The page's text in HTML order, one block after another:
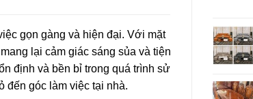
gọn gàng và hiện đại. Với mặt
lại cảm giác sáng sủa và tiện
định và bền bỉ trong quá trình sử
đến góc làm việc tại nhà.